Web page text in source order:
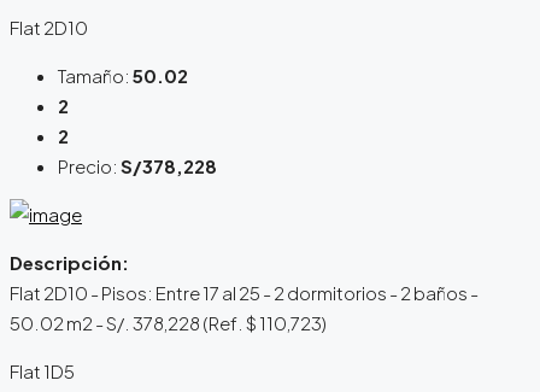
Flat 2D10
Tamaño: 50.02
2
2
Precio: S/378,228
Descripción:
Flat 2D10 - Pisos: Entre 17 al 25 - 2 dormitorios - 2 baños -
50.02 m2 - S/. 378,228 (Ref. $ 110,723)
Flat 1D5